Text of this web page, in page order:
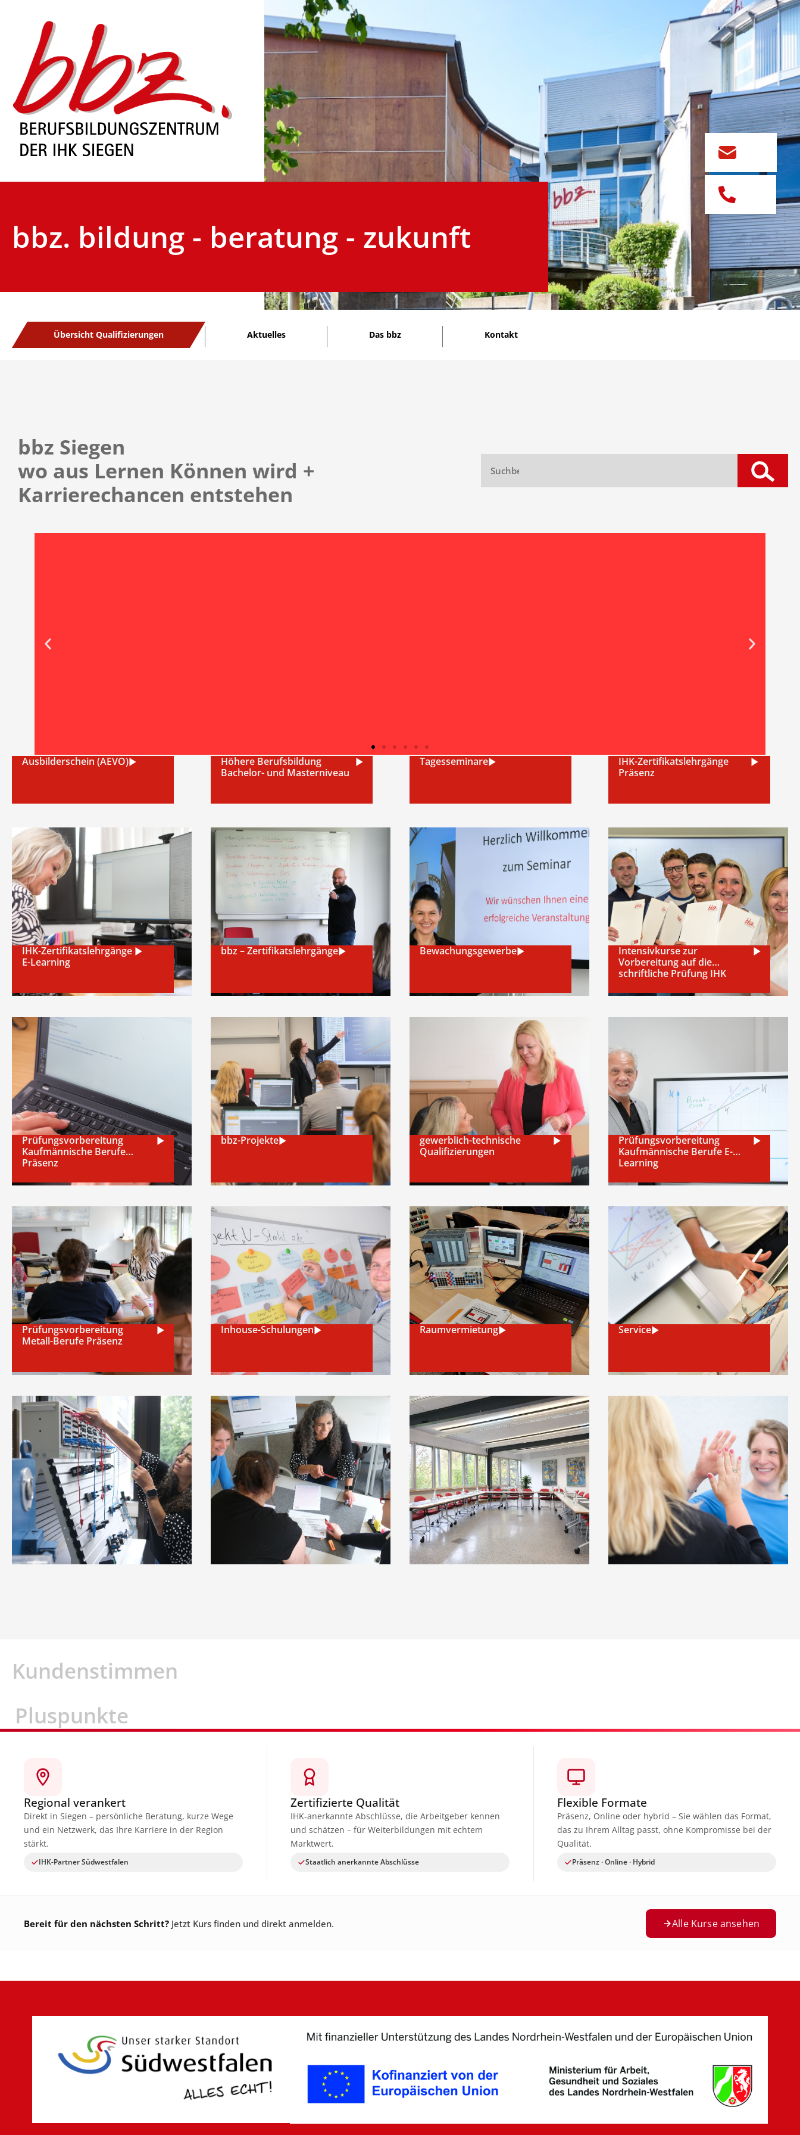
bbz. bildung - beratung - zukunft
Übersicht Qualifizierungen Aktuelles Das bbz Kontakt
bbz Siegen
wo aus Lernen Können wird +
Karrierechancen entstehen
Pneumatik für
Auszubildende
Nächster Kursstart: 24.08.2026.
Es sind noch Plätze frei – melden Sie sich jetzt an!
Ausbilderschein (AEVO)
Höhere Berufsbildung
Bachelor- und Masterniveau
Tagesseminare
IHK-Zertifikatslehrgänge
Präsenz
IHK-Zertifikatslehrgänge
E-Learning
bbz – Zertifikatslehrgänge Bewachungsgewerbe
Intensivkurse zur
Vorbereitung auf die
schriftliche Prüfung IHK
Prüfungsvorbereitung
Kaufmännische Berufe
Präsenz
bbz-Projekte
gewerblich-technische
Qualifizierungen
Prüfungsvorbereitung
Kaufmännische Berufe E-
Learning
Prüfungsvorbereitung
Metall-Berufe Präsenz
Inhouse-Schulungen Raumvermietung Service
Kundenstimmen
Pluspunkte
Regional verankert
Direkt in Siegen – persönliche Beratung, kurze Wege
und ein Netzwerk, das Ihre Karriere in der Region
stärkt.
IHK-Partner Südwestfalen
Zertifizierte Qualität
IHK-anerkannte Abschlüsse, die Arbeitgeber kennen
und schätzen – für Weiterbildungen mit echtem
Marktwert.
Staatlich anerkannte Abschlüsse
Flexible Formate
Präsenz, Online oder hybrid – Sie wählen das Format,
das zu Ihrem Alltag passt, ohne Kompromisse bei der
Qualität.
Präsenz · Online · Hybrid
Bereit für den nächsten Schritt? Jetzt Kurs finden und direkt anmelden. Alle Kurse ansehen